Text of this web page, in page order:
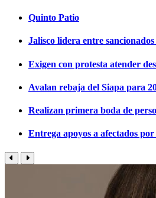
Quinto Patio
Jalisco lidera entre
Exigen con protesta atender
Avalan rebaja del Siapa para
Realizan primera boda de
Entrega apoyos a afectados